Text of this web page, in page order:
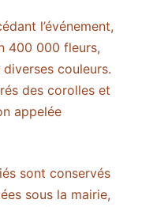
l’événement,
400 000 fleurs,
couleurs.
des corolles et
appelée
sont conservés
sous la mairie,